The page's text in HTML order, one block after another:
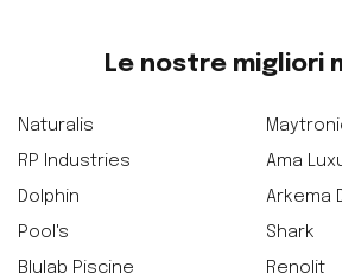
Le nostre migliori
Naturalis
RP Industries
Dolphin
Ama
Arkema
Pool's
Blulab Piscine
Shark
Renolit